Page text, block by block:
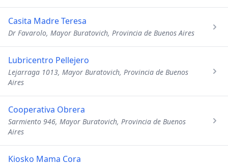
Casita Madre Teresa
Dr Favarolo, Mayor Buratovich, Provincia de Buenos Aires
Lubricentro Pellejero
Lejarraga 1013, Mayor Buratovich, Provincia de Buenos
Aires
Cooperativa Obrera
Sarmiento 946, Mayor Buratovich, Provincia de Buenos
Aires
Kiosko Mama Cora